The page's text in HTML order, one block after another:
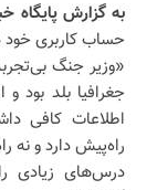
به گزارش پایگاه
حساب کاربری
«وزیر جنگ
جغرافیا بلد بود
اطلاعات کافی
راه‌پیش دارد و نه
درس‌های زیادی